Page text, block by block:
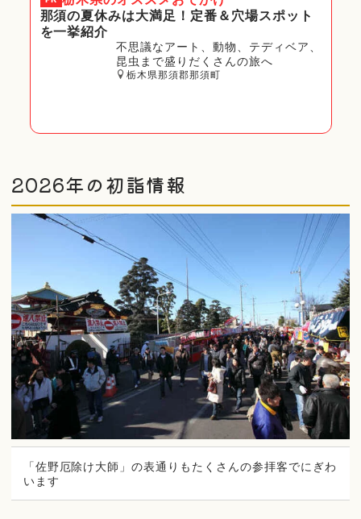
那須の夏休みは大満足！定番＆穴場スポット
を一挙紹介
不思議なアート、動物、テディベア、
昆虫まで盛りだくさんの旅へ
栃木県那須郡那須町
2026年の初詣情報
「佐野厄除け大師」の表通りもたくさんの参拝客でにぎわ
います